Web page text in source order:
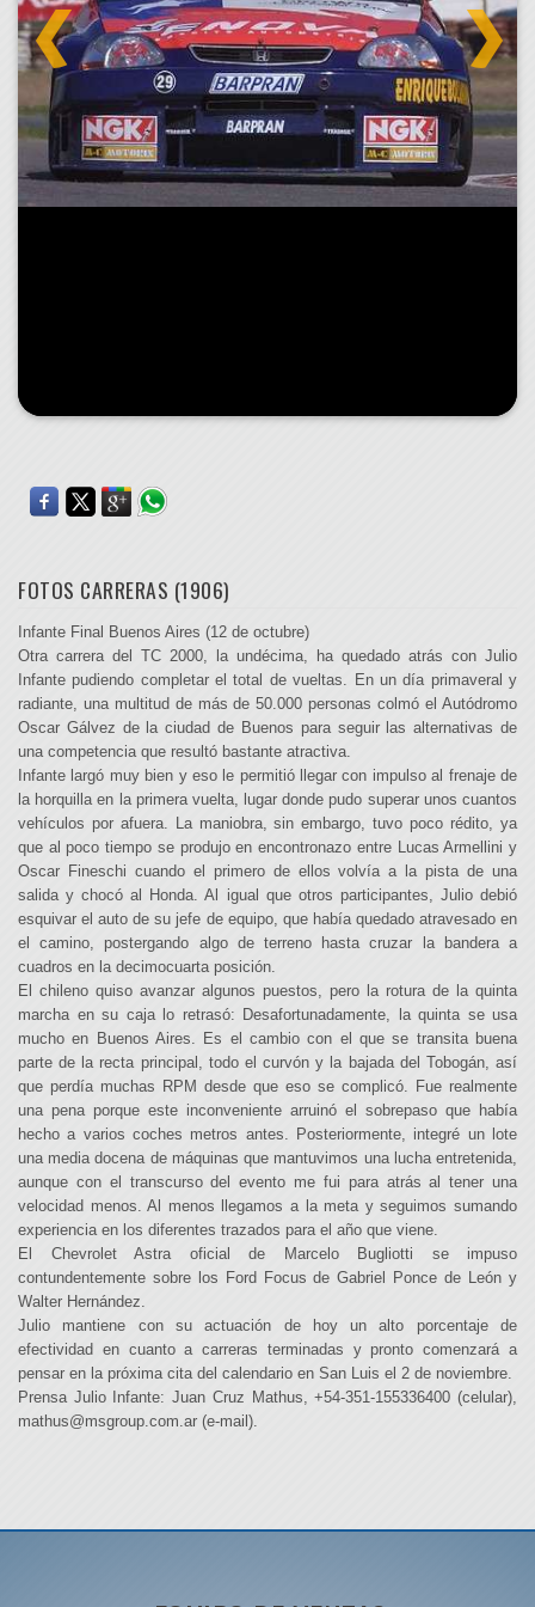
FOTOS CARRERAS (1906)
Infante Final Buenos Aires (12 de octubre)
Otra carrera del TC 2000, la undécima, ha quedado atrás con Julio
Infante pudiendo completar el total de vueltas. En un día primaveral y
radiante, una multitud de más de 50.000 personas colmó el Autódromo
Oscar Gálvez de la ciudad de Buenos para seguir las alternativas de
una competencia que resultó bastante atractiva.
Infante largó muy bien y eso le permitió llegar con impulso al frenaje de
la horquilla en la primera vuelta, lugar donde pudo superar unos cuantos
vehículos por afuera. La maniobra, sin embargo, tuvo poco rédito, ya
que al poco tiempo se produjo en encontronazo entre Lucas Armellini y
Oscar Fineschi cuando el primero de ellos volvía a la pista de una
salida y chocó al Honda. Al igual que otros participantes, Julio debió
esquivar el auto de su jefe de equipo, que había quedado atravesado en
el camino, postergando algo de terreno hasta cruzar la bandera a
cuadros en la decimocuarta posición.
El chileno quiso avanzar algunos puestos, pero la rotura de la quinta
marcha en su caja lo retrasó: Desafortunadamente, la quinta se usa
mucho en Buenos Aires. Es el cambio con el que se transita buena
parte de la recta principal, todo el curvón y la bajada del Tobogán, así
que perdía muchas RPM desde que eso se complicó. Fue realmente
una pena porque este inconveniente arruinó el sobrepaso que había
hecho a varios coches metros antes. Posteriormente, integré un lote
una media docena de máquinas que mantuvimos una lucha entretenida,
aunque con el transcurso del evento me fui para atrás al tener una
velocidad menos. Al menos llegamos a la meta y seguimos sumando
experiencia en los diferentes trazados para el año que viene.
El Chevrolet Astra oficial de Marcelo Bugliotti se impuso
contundentemente sobre los Ford Focus de Gabriel Ponce de León y
Walter Hernández.
Julio mantiene con su actuación de hoy un alto porcentaje de
efectividad en cuanto a carreras terminadas y pronto comenzará a
pensar en la próxima cita del calendario en San Luis el 2 de noviembre.
Prensa Julio Infante: Juan Cruz Mathus, +54-351-155336400 (celular),
mathus@msgroup.com.ar (e-mail).